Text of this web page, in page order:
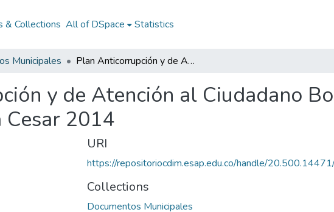
& Collections All of DSpace Statistics
Municipales Plan Anticorrupción y de Atención al Ciudadano Bosconia Cesar 2014: PAAC Bosconia Cesar 2014
y de Atención al Ciudadano
Cesar 2014
URI
https://repositoriocdim.esap.edu.co/handle/
Collections
Documentos Municipales